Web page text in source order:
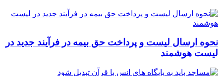
نحوه ارسال لیست و پرداخت حق بیمه در فرآیند جدید در
لیست هوشمند